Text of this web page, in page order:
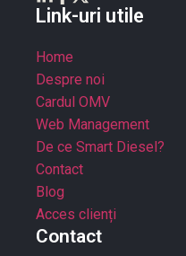
Link-uri utile
Home
Despre noi
Cardul OMV
Web Management
De ce Smart Diesel?
Contact
Blog
Acces clienți
Contact